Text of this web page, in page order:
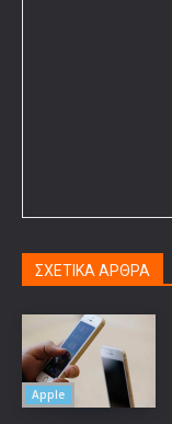
ΣΧΕΤΙΚΑ ΑΡΘΡΑ
Apple